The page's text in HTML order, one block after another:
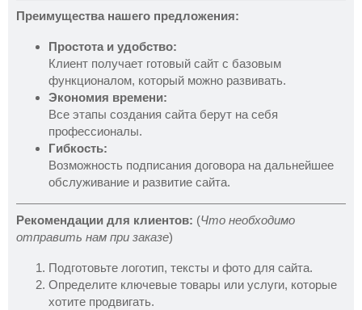
Преимущества нашего предложения:
Простота и удобство:
Клиент получает готовый сайт с базовым
функционалом, который можно развивать.
Экономия времени:
Все этапы создания сайта берут на себя
профессионалы.
Гибкость:
Возможность подписания договора на дальнейшее
обслуживание и развитие сайта.
Рекомендации для клиентов: (Что необходимо
отправить нам при заказе)
Подготовьте логотип, тексты и фото для сайта.
Определите ключевые товары или услуги, которые
хотите продвигать.